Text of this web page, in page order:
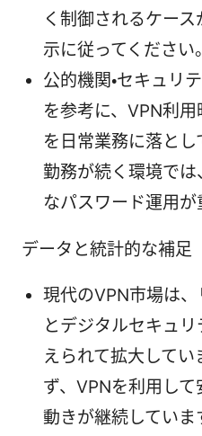
く制御されるケー
示に従ってください。
公的機関・セキュリ
を参考に、VPN利
を日常業務に落と
勤務が続く環境で
なパスワード運用が
データと統計的な補足
現代のVPN市場は
とデジタルセキュ
えられて拡大してい
ず、VPNを利用し
動きが継続していま